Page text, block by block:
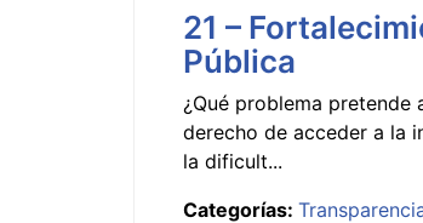
21 –
Pública
¿Qué problema
derecho de acceder a la
la dificult...
Categorías: